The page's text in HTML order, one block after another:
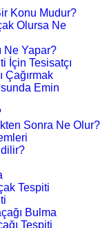
Konu Mudur?
Olursa Ne
Ne Yapar?
İçin Tesisatçı
Çağırmak
Emin
Sonra Ne Olur?
Tespiti
Bulma
Tespiti